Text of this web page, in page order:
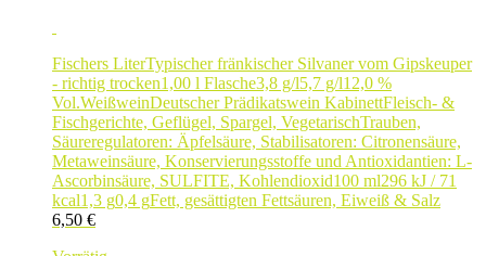
Fischers LiterTypischer fränkischer Silvaner vom Gipskeuper
- richtig trocken1,00 l Flasche3,8 g/l5,7 g/l12,0 %
Vol.WeißweinDeutscher Prädikatswein KabinettFleisch- &
Fischgerichte, Geflügel, Spargel, VegetarischTrauben,
Säureregulatoren: Äpfelsäure, Stabilisatoren: Citronensäure,
Metaweinsäure, Konservierungsstoffe und Antioxidantien: L-
Ascorbinsäure, SULFITE, Kohlendioxid100 ml296 kJ / 71
kcal1,3 g0,4 gFett, gesättigten Fettsäuren, Eiweiß & Salz
6,50 €